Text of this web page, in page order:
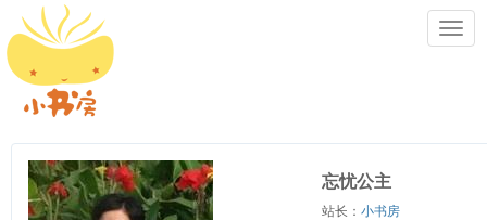
忘忧公主
站长： 小书房